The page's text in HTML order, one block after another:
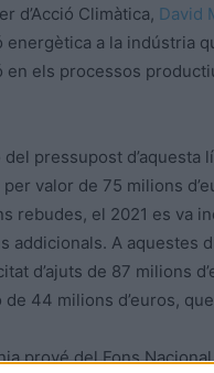
d’Acció Climàtica, David
a la indústria
en els processos
pressupost d’aquesta
valor de 75 milions
rebudes, el 2021 es va
addicionals. A aquestes
d’ajuts de 87 milions
44 milions d’euros,
prové del Fons